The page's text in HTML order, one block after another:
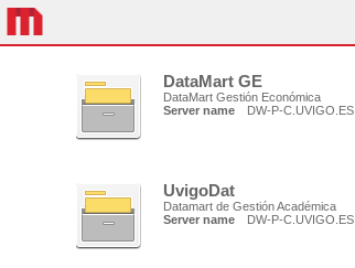
DataMart GE
DataMart Gestión Económica
Server name
DW-P-C.UVIGO.ES
UvigoDat
Datamart de Gestión Académica
Server name
DW-P-C.UVIGO.ES